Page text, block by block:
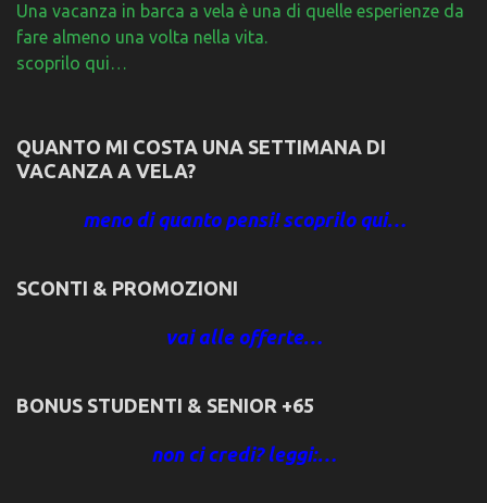
Una vacanza in barca a vela è una di quelle esperienze da
fare almeno una volta nella vita.
scoprilo qui…
QUANTO MI COSTA UNA SETTIMANA DI
VACANZA A VELA?
meno di quanto pensi! scoprilo qui…
SCONTI & PROMOZIONI
vai alle offerte…
BONUS STUDENTI & SENIOR +65
non ci credi? leggi:…